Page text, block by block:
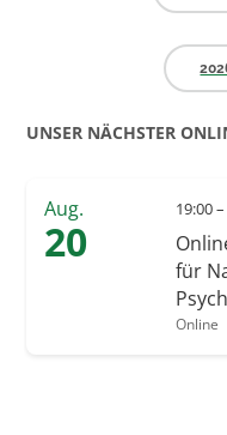
UNSER NÄCHSTER
Aug.
20
19:00
für
Online